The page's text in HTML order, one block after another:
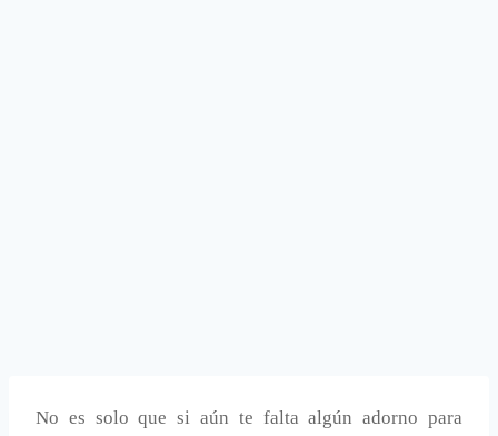
No es solo que si aún te falta algún adorno para